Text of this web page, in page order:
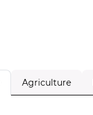
Agriculture